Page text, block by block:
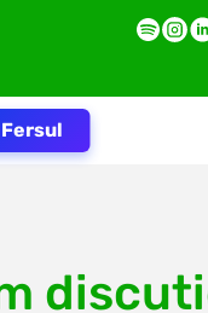
Fersul